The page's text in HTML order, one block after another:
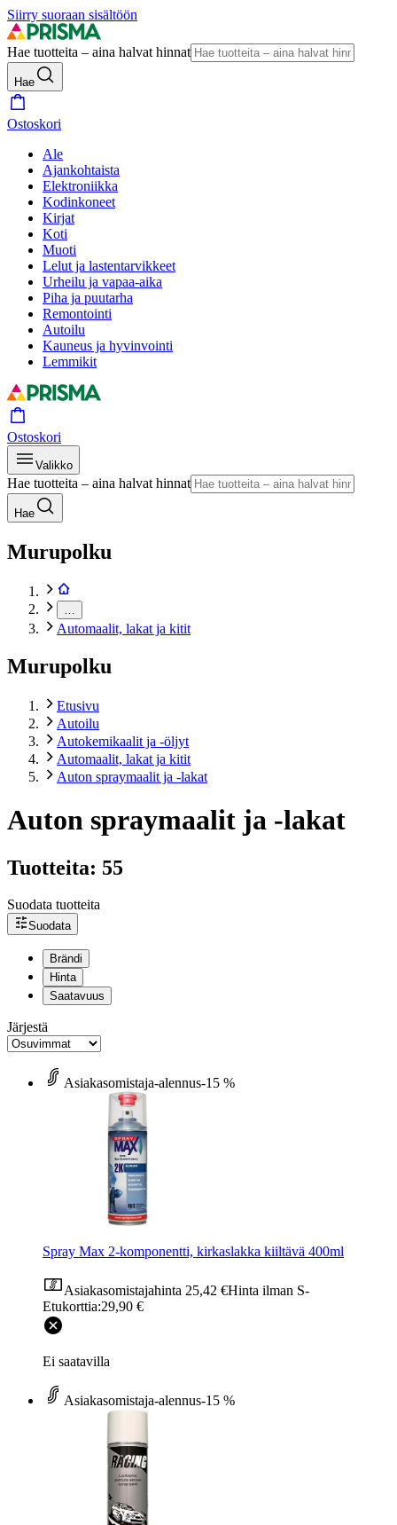
Siirry suoraan sisältöön
Hae tuotteita – aina halvat hinnat
Hae
Ostoskori
Ale
Ajankohtaista
Elektroniikka
Kodinkoneet
Kirjat
Koti
Muoti
Lelut ja lastentarvikkeet
Urheilu ja vapaa-aika
Piha ja puutarha
Remontointi
Autoilu
Kauneus ja hyvinvointi
Lemmikit
Ostoskori
Valikko
Hae tuotteita – aina halvat hinnat
Hae
Murupolku
Automaalit, lakat ja kitit
Murupolku
Etusivu
Autoilu
Autokemikaalit ja -öljyt
Automaalit, lakat ja kitit
Auton spraymaalit ja -lakat
Auton spraymaalit ja -lakat
Tuotteita: 55
Suodata tuotteita
Suodata
Brändi
Hinta
Saatavuus
Järjestä
Asiakasomistaja-alennus-15 %
Spray Max 2-komponentti, kirkaslakka kiiltävä 400ml
Asiakasomistajahinta 25,42 €Hinta ilman S-
Etukorttia:29,90 €
Ei saatavilla
Asiakasomistaja-alennus-15 %